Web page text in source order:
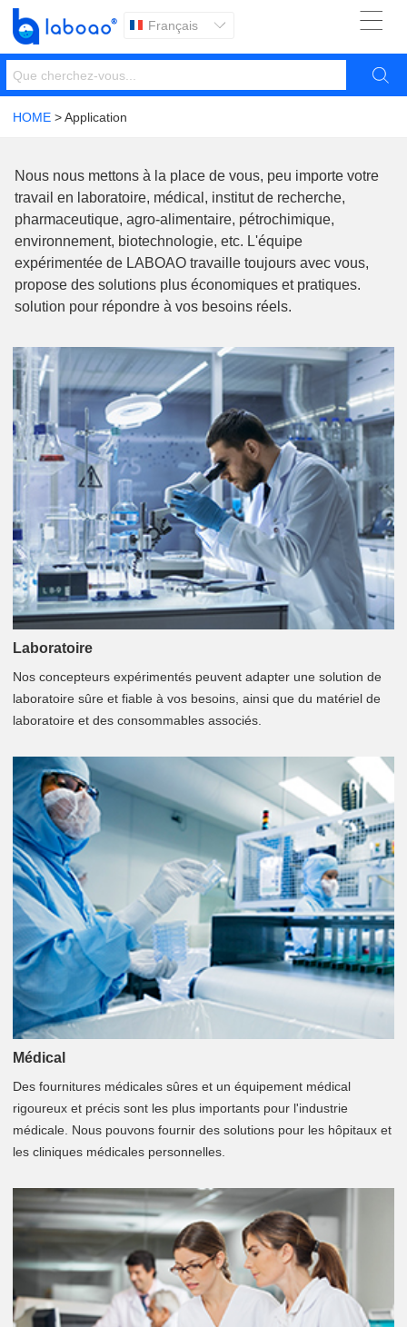
Français  

HOME > Application
Nous nous mettons à la place de vous, peu importe votre
travail en laboratoire, médical, institut de recherche,
pharmaceutique, agro-alimentaire, pétrochimique,
environnement, biotechnologie, etc. L'équipe
expérimentée de LABOAO travaille toujours avec vous,
propose des solutions plus économiques et pratiques.
solution pour répondre à vos besoins réels.
Laboratoire
Nos concepteurs expérimentés peuvent adapter une solution de
laboratoire sûre et fiable à vos besoins, ainsi que du matériel de
laboratoire et des consommables associés.
Médical
Des fournitures médicales sûres et un équipement médical
rigoureux et précis sont les plus importants pour l'industrie
médicale. Nous pouvons fournir des solutions pour les hôpitaux et
les cliniques médicales personnelles.